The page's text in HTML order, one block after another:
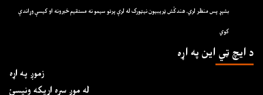
بشپړ پس منظر لري. هندکُش ټريبيون نيټورک له لرې پرتو سيمو نه مستقيم خبرونه او کيسې وړاندې
کوي
د ايچ ټي اين په اړه
زموږ په اړه
له موږ سره اړیکه ونیسئ